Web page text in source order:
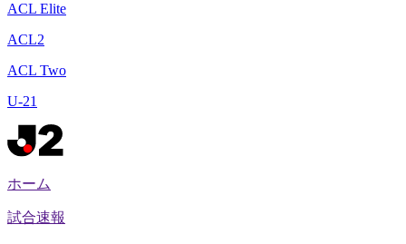
ACL Elite
ACL2
ACL Two
U-21
ホーム
試合速報